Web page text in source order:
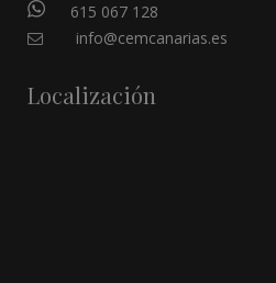
615 067 128
info@cemcanarias.es
Localización